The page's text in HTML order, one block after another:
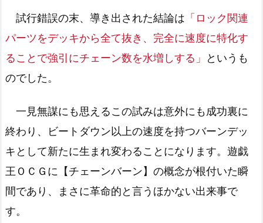
試行錯誤の末、導き出された結論は 「ロック関連
パーツをデッキから全て抜き、完全に速度に特化す
ることで強引にチェーン数を水増しする」
というも
のでした。
一見無謀にも思えるこの試みは意外にも成功裏に
終わり、ビートダウン以上の速度を持つバーンデッ
キとして新たに生まれ変わることになります。遊戯
王ＯＣＧに【チェーンバーン】の概念が根付いた瞬
間であり、まさに革命的と言うほかない出来事で
す。